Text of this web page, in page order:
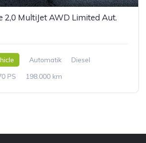
2,0 MultiJet AWD Limited Aut.
Automatik
Diesel
PS 198.000 km